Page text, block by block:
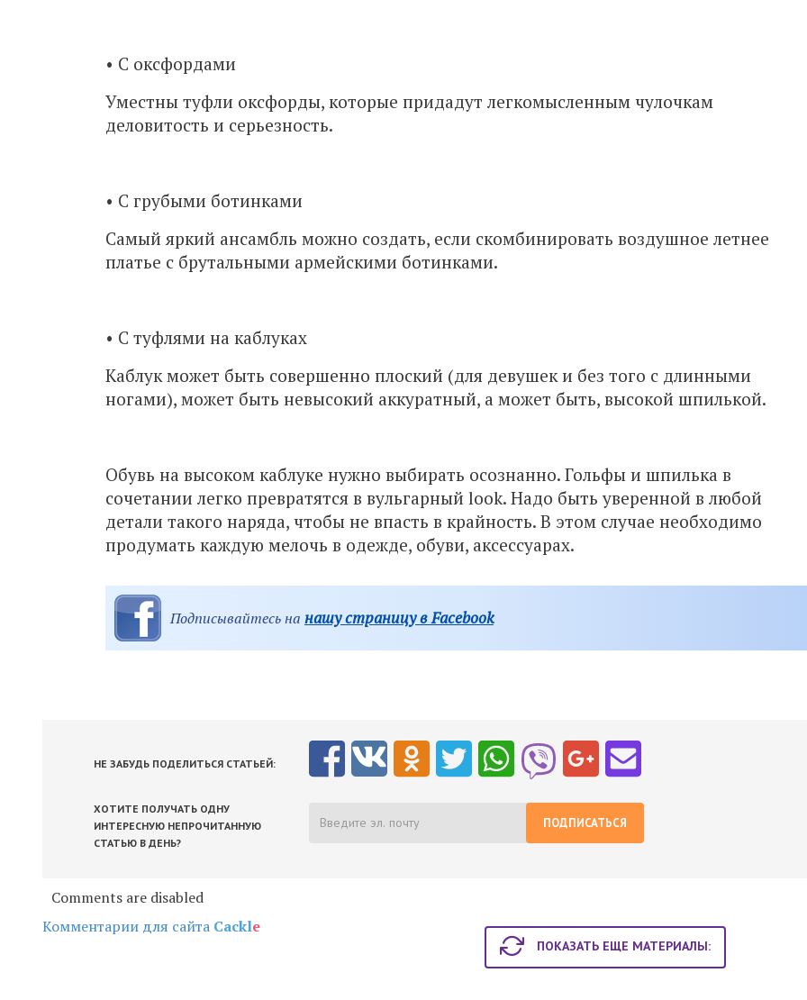
• С оксфордами
Уместны туфли оксфорды, которые придадут легкомысленным чулочкам
деловитость и серьезность.
• С грубыми ботинками
Самый яркий ансамбль можно создать, если скомбинировать воздушное летнее
платье с брутальными армейскими ботинками.
• С туфлями на каблуках
Каблук может быть совершенно плоский (для девушек и без того с длинными
ногами), может быть невысокий аккуратный, а может быть, высокой шпилькой.
Обувь на высоком каблуке нужно выбирать осознанно. Гольфы и шпилька в
сочетании легко превратятся в вульгарный look. Надо быть уверенной в любой
детали такого наряда, чтобы не впасть в крайность. В этом случае необходимо
продумать каждую мелочь в одежде, обуви, аксессуарах.
Подписывайтесь на нашу страницу в Facebook
НЕ ЗАБУДЬ ПОДЕЛИТЬСЯ СТАТЬЕЙ:
ХОТИТЕ ПОЛУЧАТЬ ОДНУ
ИНТЕРЕСНУЮ НЕПРОЧИТАННУЮ
СТАТЬЮ В ДЕНЬ?
ПОДПИСАТЬСЯ
Comments are disabled
Комментарии для сайта Cackle
ПОКАЗАТЬ ЕЩЕ МАТЕРИАЛЫ: